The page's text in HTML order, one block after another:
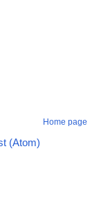
Home page
(Atom)